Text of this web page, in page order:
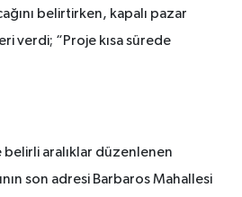
belirtirken, kapalı pazar
verdi; “Proje kısa sürede
aralıklar düzenlenen
son adresi Barbaros Mahallesi